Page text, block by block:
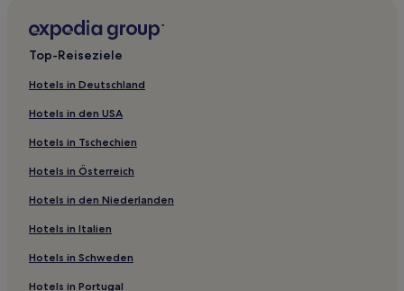
Lgbtqia-Freundliche in Bratislava
Hotels mit Küchenzeile in Bratislava
Hotels mit Pool in Bratislava
Hotels mit inbegriffenem Frühstück in Bratislava
Günstige in Bratislava
Haustierfreundliche in Bratislava
Hotels mit Parkplatz in Bratislava
Luxus in Bratislava
Hotels mit Wellnessbereich in Bratislava
Familien in Bratislava
Top-Reiseziele
Hotels in Deutschland
Hotels in den USA
Hotels in Tschechien
Hotels in Österreich
Hotels in den Niederlanden
Hotels in Italien
Hotels in Schweden
Hotels in Portugal